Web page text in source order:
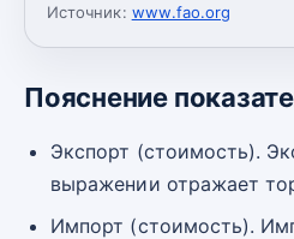
Источник: www.fao.org
Пояснение
Экспорт (стоимость).
выражении отражает
Импорт (стоимость).